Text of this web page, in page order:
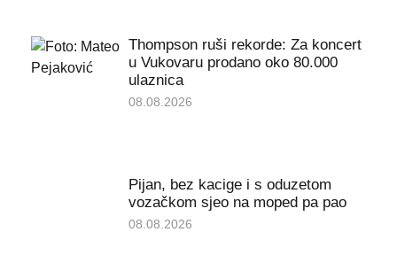
Thompson ruši rekorde: Za koncert
u Vukovaru prodano oko 80.000
ulaznica
08.08.2026
Pijan, bez kacige i s oduzetom
vozačkom sjeo na moped pa pao
08.08.2026